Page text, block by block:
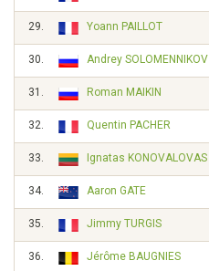
29. Yoann PAILLOT
30. Andrey SOLOMENNIKOV
31. Roman MAIKIN
32. Quentin PACHER
33. Ignatas KONOVALOVAS
34. Aaron GATE
35. Jimmy TURGIS
36. Jérôme BAUGNIES